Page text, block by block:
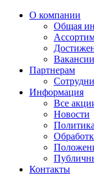
О компании
Общая
Вакансии
Партнерам
Информация
Все
Новости
Контакты